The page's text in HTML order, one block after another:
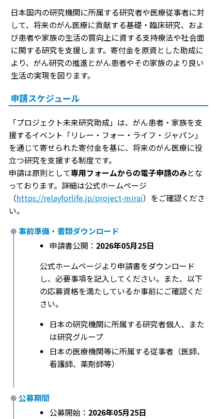
日本国内の研究機関に所属する研究者や医療従事者に対
して、将来のがん医療に貢献する基礎・臨床研究、およ
び患者や家族の生活の質向上に資する支持療法や社会面
に関する研究を支援します。寄付金を原資とした助成に
より、がん研究の推進とがん患者やその家族のより良い
生活の実現を図ります。
申請スケジュール
「プロジェクト未来研究助成」は、がん患者・家族を支
援するイベント「リレー・フォー・ライフ・ジャパン」
を通じて寄せられた寄付金を基に、将来のがん医療に役
立つ研究を支援する制度です。
申請は原則として専用フォームからの電子申請のみとな
っております。詳細は公式ホームページ
（https://relayforlife.jp/project-mirai）をご確認くださ
い。
事前準備・書類ダウンロード
申請書公開： 2026年05月25日
公式ホームページより申請書をダウンロード
し、必要事項を記入してください。また、以下
の応募資格を満たしているか事前にご確認くだ
さい。
日本の研究機関に所属する研究者個人、また
は研究グループ
日本の医療機関等に所属する従事者（医師、
看護師、薬剤師等）
公募期間
公募開始： 2026年05月25日